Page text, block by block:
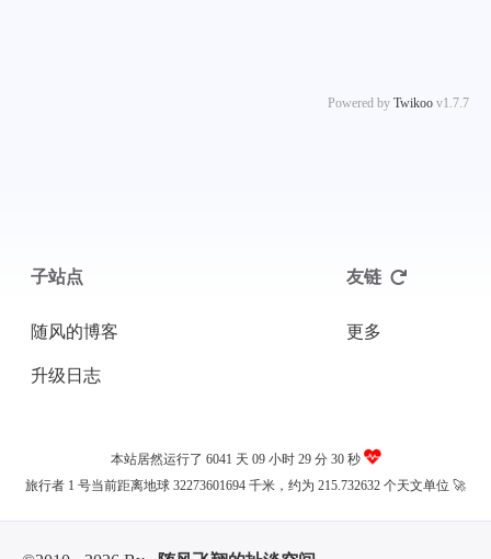
Powered by Twikoo v1.7.7
子站点
随风的博客
升级日志
友链
更多
本站居然运行了 6041 天 09 小时 29 分 30 秒
旅行者 1 号当前距离地球 32273601694 千米，约为 215.732632 个天文单位 🚀